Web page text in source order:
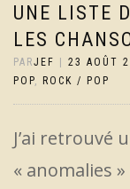
UNE LISTE
LES
PARJEF 23 AOÛT
POP, ROCK / POP
J’ai retrouvé
« anomalies